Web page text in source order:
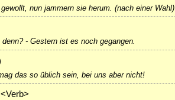
nun jammern sie herum. (nach einer Wahl)
- Gestern ist es noch gegangen.
das so üblich sein, bei uns aber nicht!